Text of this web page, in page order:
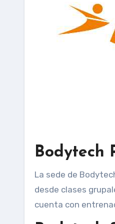
Bodytech
La sede de
desde clases
cuenta con